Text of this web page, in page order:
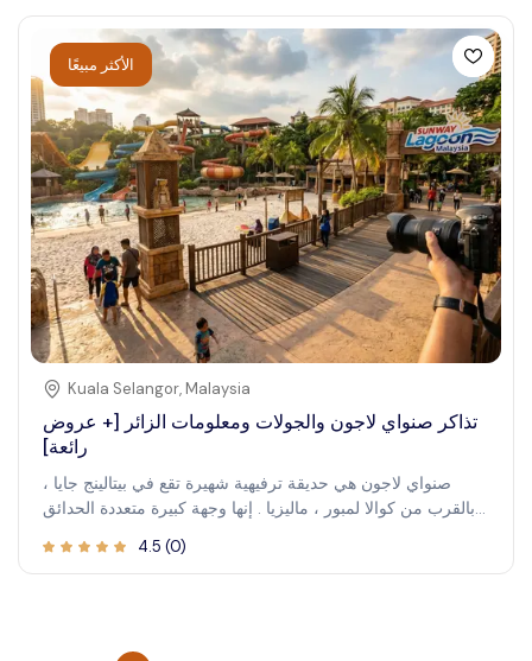
الحيوانات . تعد جولات مشاهدة الحيتان في ريكيافيك تجربة لا
تُنسى، حيث تقدم منظورًا فريدًا لجمال أيسلندا الطبيعي . يختار
العديد من الزوار هذه الجولات للحصول على فرصة لمشاهدة
الحيتان عن قرب والتعرف على جهود الحفاظ على البيئة البحرية.
سواء كنت من عشاق الطبيعة أو تبحث ببساطة عن مغامرة، فإن
جولة مشاهدة الحيتان في ريكيافيك تعد بمواجهة لا تُنسى مع الحياة
البرية في أيسلندا .
الأكثر مبيعًا
Kuala Selangor, Malaysia
تذاكر صنواي لاجون والجولات ومعلومات الزائر [+ عروض
رائعة]
صنواي لاجون هي حديقة ترفيهية شهيرة تقع في بيتالينج جايا ،
بالقرب من كوالا لمبور ، ماليزيا . إنها وجهة كبيرة متعددة الحدائق
الملاهي ، وحديقة للحياة البرية ، ومناطق ذات طابع خاص ، وتقدم
4.5 (0)